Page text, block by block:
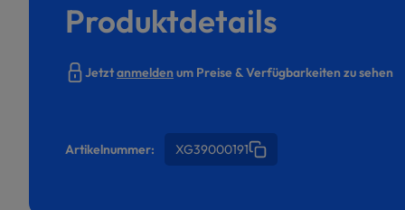
Produktdetails
Jetztanmeldenum Preise & Verfügbarkeiten zu sehen
Artikelnummer: XG39000191